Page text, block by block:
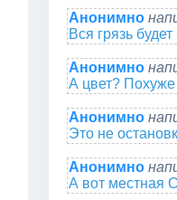
Анонимно
Вся грязь
Анонимно
А цвет?
Анонимно
Это не
Анонимно
А вот местная